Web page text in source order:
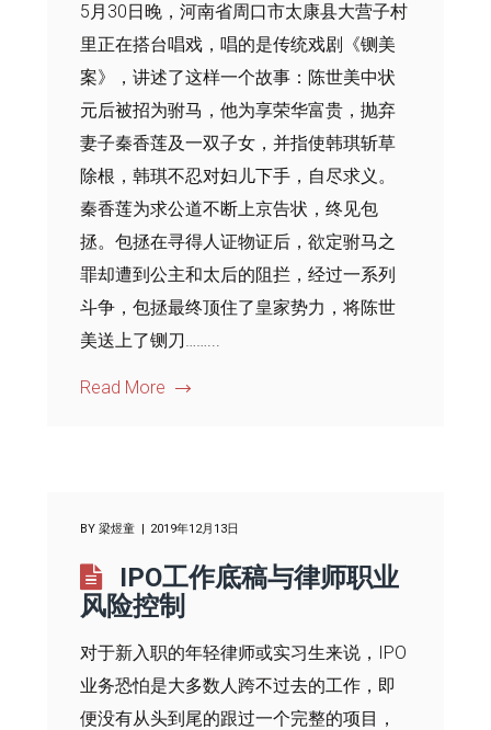
5月30日晚，河南省周口市太康县大营子村
里正在搭台唱戏，唱的是传统戏剧《铡美
案》，讲述了这样一个故事：陈世美中状
元后被招为驸马，他为享荣华富贵，抛弃
妻子秦香莲及一双子女，并指使韩琪斩草
除根，韩琪不忍对妇儿下手，自尽求义。
秦香莲为求公道不断上京告状，终见包
拯。包拯在寻得人证物证后，欲定驸马之
罪却遭到公主和太后的阻拦，经过一系列
斗争，包拯最终顶住了皇家势力，将陈世
美送上了铡刀……...
Read More
BY 梁煜童 2019年12月13日
IPO工作底稿与律师职业
风险控制
对于新入职的年轻律师或实习生来说，IPO
业务恐怕是大多数人跨不过去的工作，即
便没有从头到尾的跟过一个完整的项目，